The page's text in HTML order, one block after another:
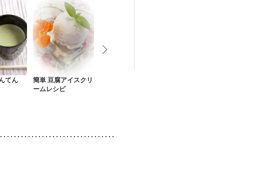
てん
簡単 豆腐アイスクリ
ームレシピ